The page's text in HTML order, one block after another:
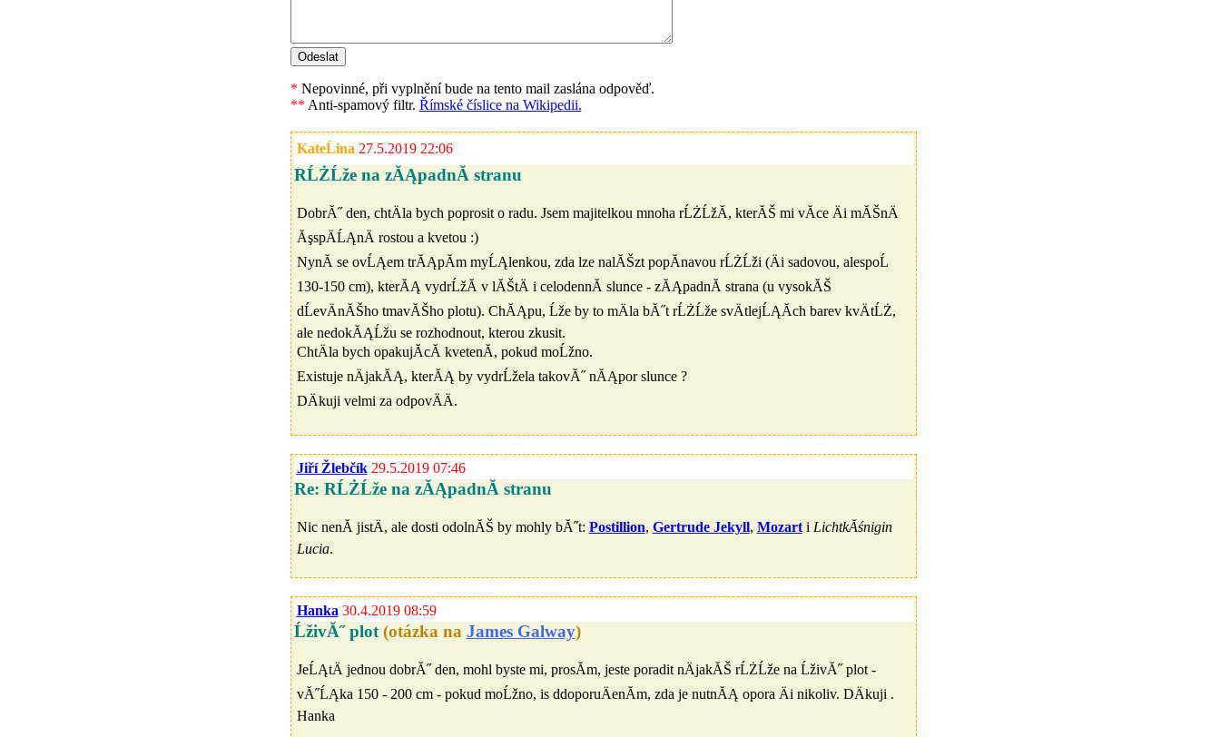
* Nepovinné, při vyplnění bude na tento mail zaslána odpověď.
** Anti-spamový filtr. Římské číslice na Wikipedii.
KateĹina 27.5.2019 22:06
RĹŻĹže na zĂĄpadnĂ­ stranu
DobrĂ˝ den, chtÄla bych poprosit o radu. Jsem majitelkou mnoha rĹŻĹžĂ­, kterĂŠ mi vĂ­ce Äi mĂŠnÄ
ĂşspÄĹĄnÄ rostou a kvetou :)
NynĂ­ se ovĹĄem trĂĄpĂ­m myĹĄlenkou, zda lze nalĂŠzt popĂ­navou rĹŻĹži (Äi sadovou, alespoĹ
130-150 cm), kterĂĄ vydrĹžĂ­ v lĂŠtÄ i celodennĂ­ slunce - zĂĄpadnĂ­ strana (u vysokĂŠ
dĹevÄnĂŠho tmavĂŠho plotu). ChĂĄpu, Ĺže by to mÄla bĂ˝t rĹŻĹže svÄtlejĹĄĂ­ch barev kvÄtĹŻ,
ale nedokĂĄĹžu se rozhodnout, kterou zkusit.
ChtÄla bych opakujĂ­cĂ­ kvetenĂ­, pokud moĹžno.
Existuje nÄjakĂĄ, kterĂĄ by vydrĹžela takovĂ˝ nĂĄpor slunce ?
DÄkuji velmi za odpovÄÄ.
Jiří Žlebčík 29.5.2019 07:46
Re: RĹŻĹže na zĂĄpadnĂ­ stranu
Nic nenĂ­ jistÄ, ale dosti odolnĂŠ by mohly bĂ˝t: Postillion, Gertrude Jekyll, Mozarti LichtkĂśnigin
Lucia.
Hanka 30.4.2019 08:59
ĹživĂ˝ plot(otázka na James Galway)
JeĹĄtÄ jednou dobrĂ˝ den, mohl byste mi, prosĂ­m, jeste poradit nÄjakĂŠ rĹŻĹže na ĹživĂ˝ plot -
vĂ˝ĹĄka 150 - 200 cm - pokud moĹžno, is ddoporuÄenĂ­m, zda je nutnĂĄ opora Äi nikoliv. DÄkuji .
Hanka